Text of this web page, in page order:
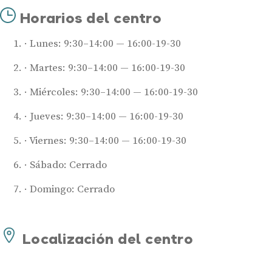
Horarios del centro
Lunes: 9:30–14:00 — 16:00-19-30
Martes: 9:30–14:00 — 16:00-19-30
Miércoles: 9:30–14:00 — 16:00-19-30
Jueves: 9:30–14:00 — 16:00-19-30
Viernes: 9:30–14:00 — 16:00-19-30
Sábado: Cerrado
Domingo: Cerrado
Localización del centro
Mejores marcas de audífonos
Tipos de audífonos para la sordera
Audífonos invisibles
Audífonos bluetooth
Audífonos recargables
Guía completa
Centros Auditivos